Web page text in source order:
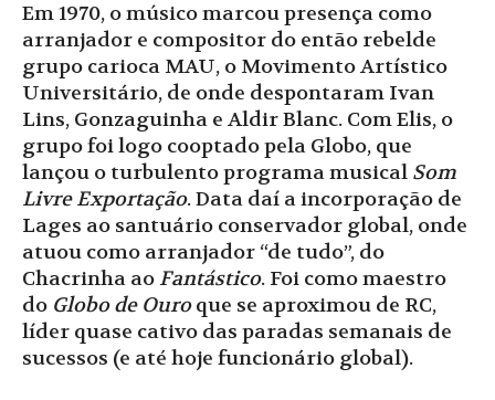
Em 1970, o músico marcou presença como
arranjador e compositor do então rebelde
grupo carioca MAU, o Movimento Artístico
Universitário, de onde despontaram Ivan
Lins, Gonzaguinha e Aldir Blanc. Com Elis, o
grupo foi logo cooptado pela Globo, que
lançou o turbulento programa musical Som
Livre Exportação. Data daí a incorporação de
Lages ao santuário conservador global, onde
atuou como arranjador “de tudo”, do
Chacrinha ao Fantástico. Foi como maestro
do Globo de Ouroque se aproximou de RC,
líder quase cativo das paradas semanais de
sucessos (e até hoje funcionário global).